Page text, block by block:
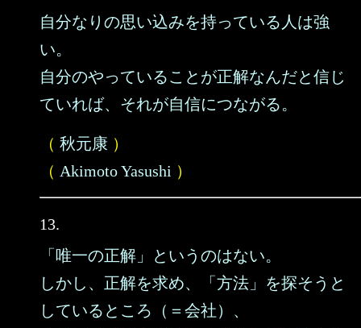
自分なりの思い込みを持っている人は強
い。
自分のやっていることが正解なんだと信じ
ていれば、それが自信につながる。
（ 秋元康 ）
（ Akimoto Yasushi ）
13.
「唯一の正解」というのはない。
しかし、正解を求め、「方法」を探そうと
しているところ（＝会社）、